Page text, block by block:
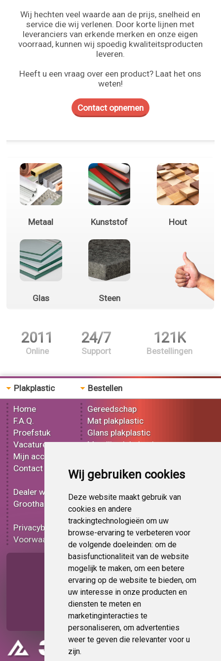
Wij gebruiken cookies
Deze website maakt gebruik van
cookies en andere
trackingtechnologieën om uw
browse-ervaring te verbeteren voor
de volgende doeleinden: om de
basisfunctionaliteit van de website
mogelijk te maken, om een betere
ervaring op de website te bieden, om
uw interesse in onze producten en
diensten te meten en
marketinginteracties te
personaliseren, om advertenties
weer te geven die relevanter voor u
zijn.
Wij hechten veel waarde aan de prijs, snelheid en
service die wij verlenen. Door korte lijnen met
leveranciers van erkende merken en onze eigen
voorraad, kunnen wij spoedig kwaliteitsproducten
leveren.
Heeft u een vraag over een product? Laat het ons
weten!
Metaal Kunststof Hout
Glas Steen
2011
Online
24/7
Support
121K
Bestellingen
Plakplastic
Home
F.A.Q.
Proefstuk
Vacatures
Mijn account
Contact
Dealer worden
Groothandel
Privacybeleid
Voorwaarden
Bestellen
Gereedschap
Mat plakplastic
Glans plakplastic
Metallic plakplastic
Effect plakplastic
Bedrukt plakplastic
Carbon plakplastic
Lampen folie
Functionele folie
Plakplastic korting
Op bestelling
Pagina delen